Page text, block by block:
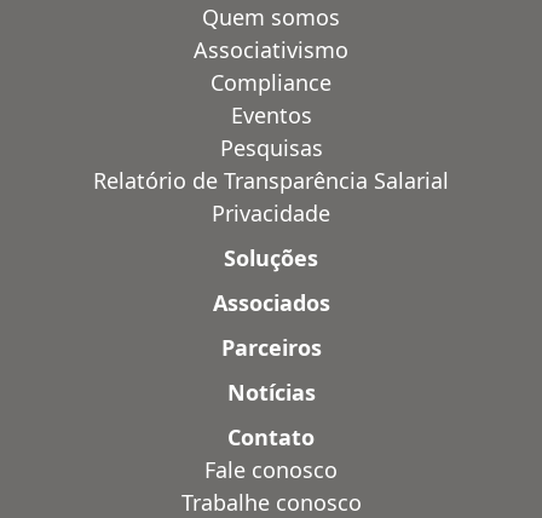
Quem somos
Associativismo
Compliance
Eventos
Pesquisas
Relatório de Transparência Salarial
Privacidade
Soluções
Associados
Parceiros
Notícias
Contato
Fale conosco
Trabalhe conosco